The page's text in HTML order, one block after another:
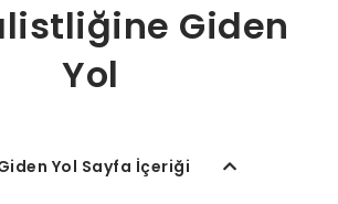
Giden
Yol
Yol Sayfa İçeriği